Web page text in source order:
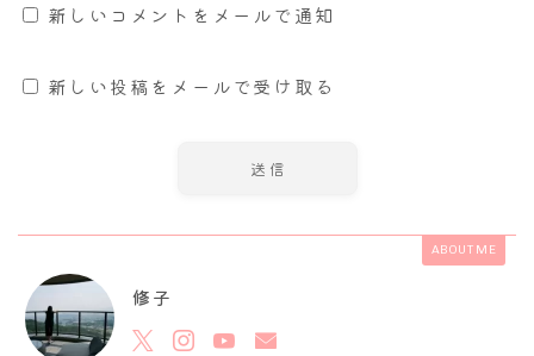
新しいコメントをメールで通知
新しい投稿をメールで受け取る
ABOUT ME
修子